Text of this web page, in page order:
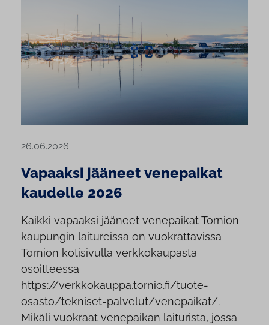
26.06.2026
Vapaaksi jääneet venepaikat
kaudelle 2026
Kaikki vapaaksi jääneet venepaikat Tornion
kaupungin laitureissa on vuokrattavissa
Tornion kotisivulla verkkokaupasta
osoitteessa
https://verkkokauppa.tornio.fi/tuote-
osasto/tekniset-palvelut/venepaikat/.
Mikäli vuokraat venepaikan laiturista, jossa